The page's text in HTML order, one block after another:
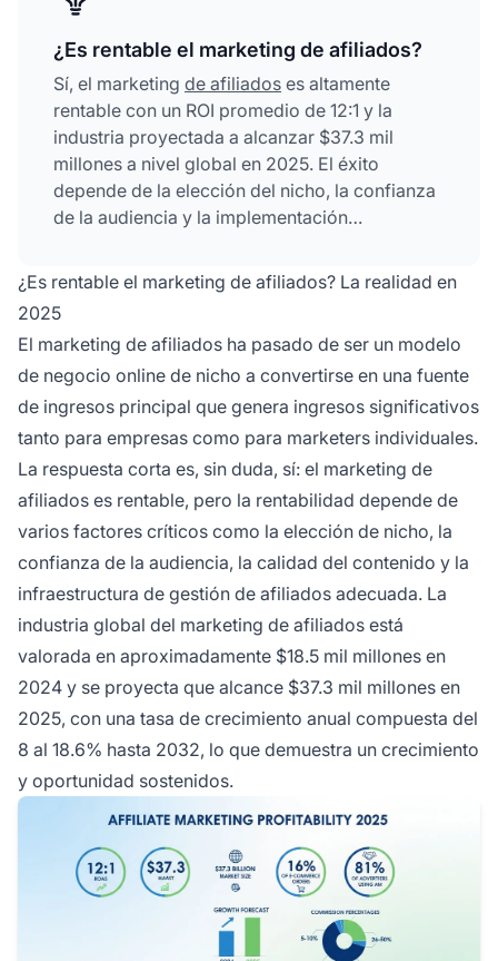
¿Es rentable el marketing de afiliados?
Sí, el marketing de afiliados es altamente
rentable con un ROI promedio de 12:1 y la
industria proyectada a alcanzar $37.3 mil
millones a nivel global en 2025. El éxito
depende de la elección del nicho, la confianza
de la audiencia y la implementación
ganando más de $5,000 mensuales.
¿Es rentable el marketing de afiliados? La realidad en
2025
El marketing de afiliados ha pasado de ser un modelo
de negocio online de nicho a convertirse en una fuente
de ingresos principal que genera ingresos significativos
tanto para empresas como para marketers individuales.
La respuesta corta es, sin duda, sí: el marketing de
afiliados es rentable, pero la rentabilidad depende de
varios factores críticos como la elección de nicho, la
confianza de la audiencia, la calidad del contenido y la
infraestructura de gestión de afiliados adecuada. La
industria global del marketing de afiliados está
valorada en aproximadamente $18.5 mil millones en
2024 y se proyecta que alcance $37.3 mil millones en
2025, con una tasa de crecimiento anual compuesta del
8 al 18.6% hasta 2032, lo que demuestra un crecimiento
y oportunidad sostenidos.